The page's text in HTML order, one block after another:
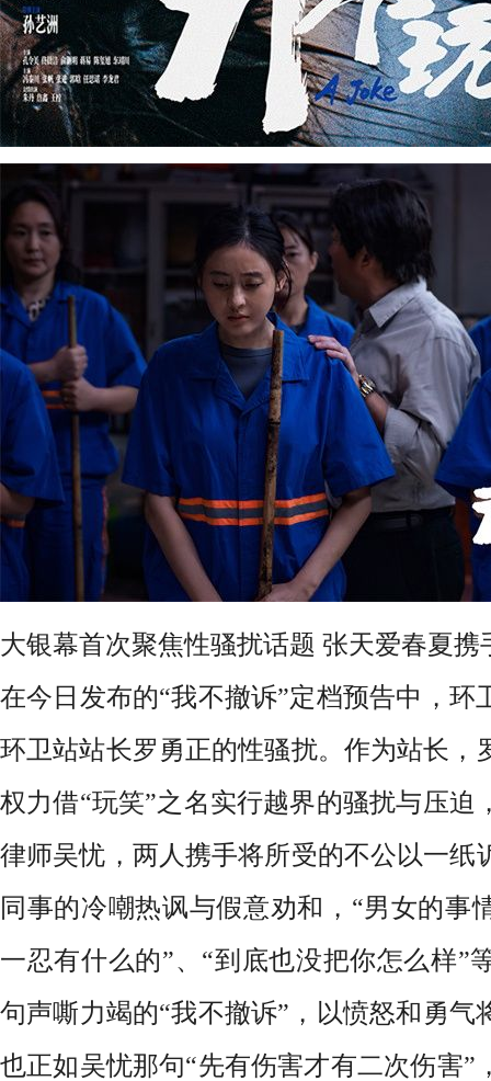
大银幕首次聚焦性骚扰话题 张天爱春夏携
在今日发布的“我不撤诉”定档预告中，环
环卫站站长罗勇正的性骚扰。作为站长，
权力借“玩笑”之名实行越界的骚扰与压迫
律师吴忧，两人携手将所受的不公以一纸
同事的冷嘲热讽与假意劝和，“男女的事
一忍有什么的”、“到底也没把你怎么样”
句声嘶力竭的“我不撤诉”，以愤怒和勇气
也正如吴忧那句“先有伤害才有二次伤害”